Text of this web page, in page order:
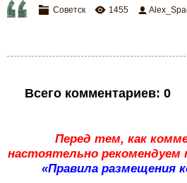
Советск 1455
Всего комментариев: 0
Перед тем, как
настоятельно рекомендуем
«Правила размещения